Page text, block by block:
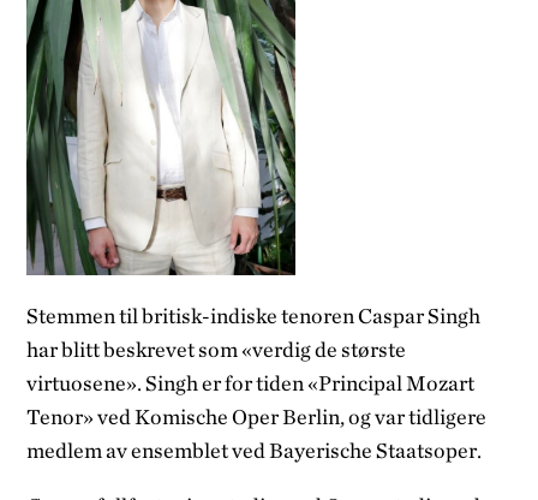
Stemmen til britisk-indiske tenoren Caspar Singh
har blitt beskrevet som «verdig de største
virtuosene». Singh er for tiden «Principal Mozart
Tenor» ved Komische Oper Berlin, og var tidligere
medlem av ensemblet ved Bayerische Staatsoper.